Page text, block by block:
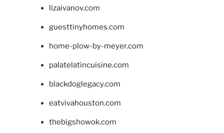
lizaivanov.com
guesttinyhomes.com
home-plow-by-meyer.com
palatelatincuisine.com
blackdoglegacy.com
eatvivahouston.com
thebigshowok.com